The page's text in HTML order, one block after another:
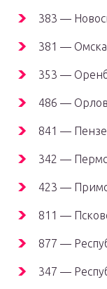
383 —
381 —
353 —
486 —
841 —
342 —
423 —
811 —
877 —
347 —